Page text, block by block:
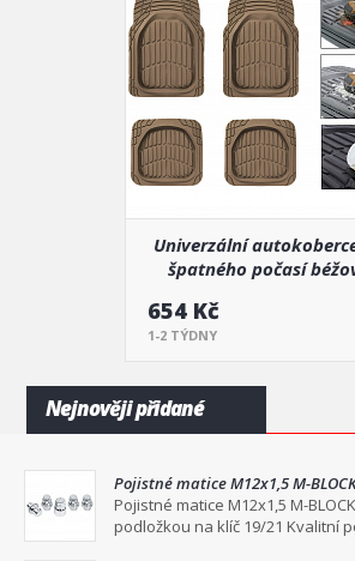
Univerzální
špatného počasí
654 Kč
1-2 TÝDNY
Nejnověji přidané
Pojistné matice M12x1,5 M-
podložkou na klíč 19/21
Pojistné matice M12x1,5 M-
podložkou na klíč 19/21 Kvalitní